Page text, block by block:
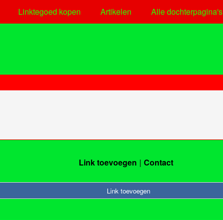
Linktegoed kopen Artikelen Alle dochterpagina's
Link toevoegen Contact
Link toevoegen